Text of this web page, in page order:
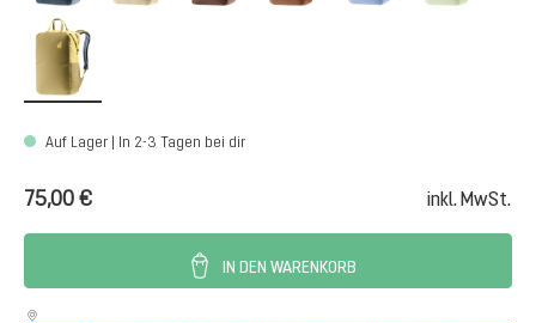
roots-barley
Auf Lager | In 2-3 Tagen bei dir
75,00 € inkl. MwSt.
IN DEN WARENKORB